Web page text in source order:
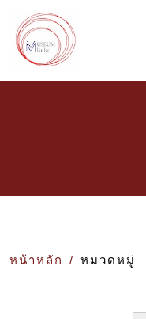
หน้าหลัก หมวดหมู่